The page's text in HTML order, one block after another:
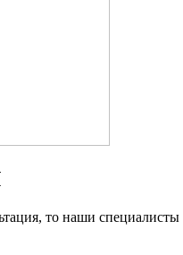
то наши